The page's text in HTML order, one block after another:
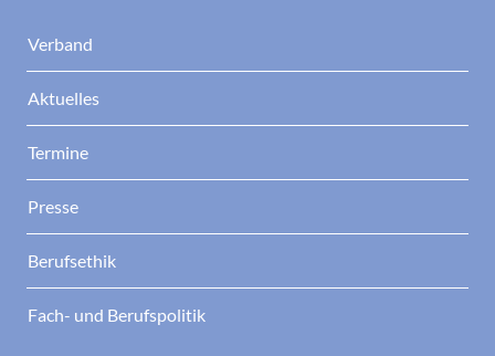
Verband
Aktuelles
Termine
Presse
Berufsethik
Fach- und Berufspolitik